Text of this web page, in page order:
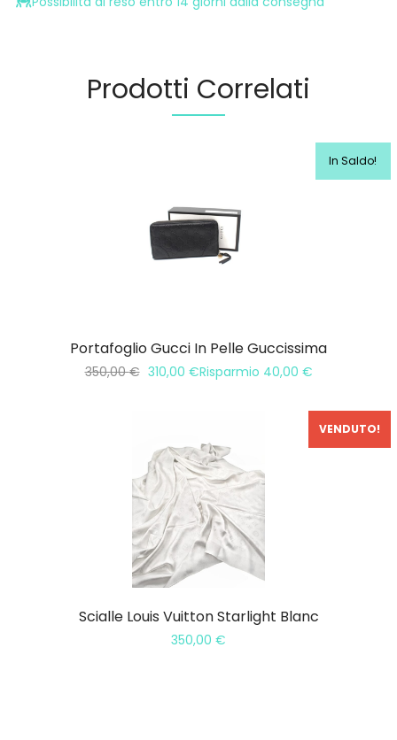
Prodotti Correlati
In Saldo!
Portafoglio Gucci In Pelle Guccissima
350,00€ 310,00 €Risparmio 40,00 €
VENDUTO!
Scialle Louis Vuitton Starlight Blanc
350,00 €